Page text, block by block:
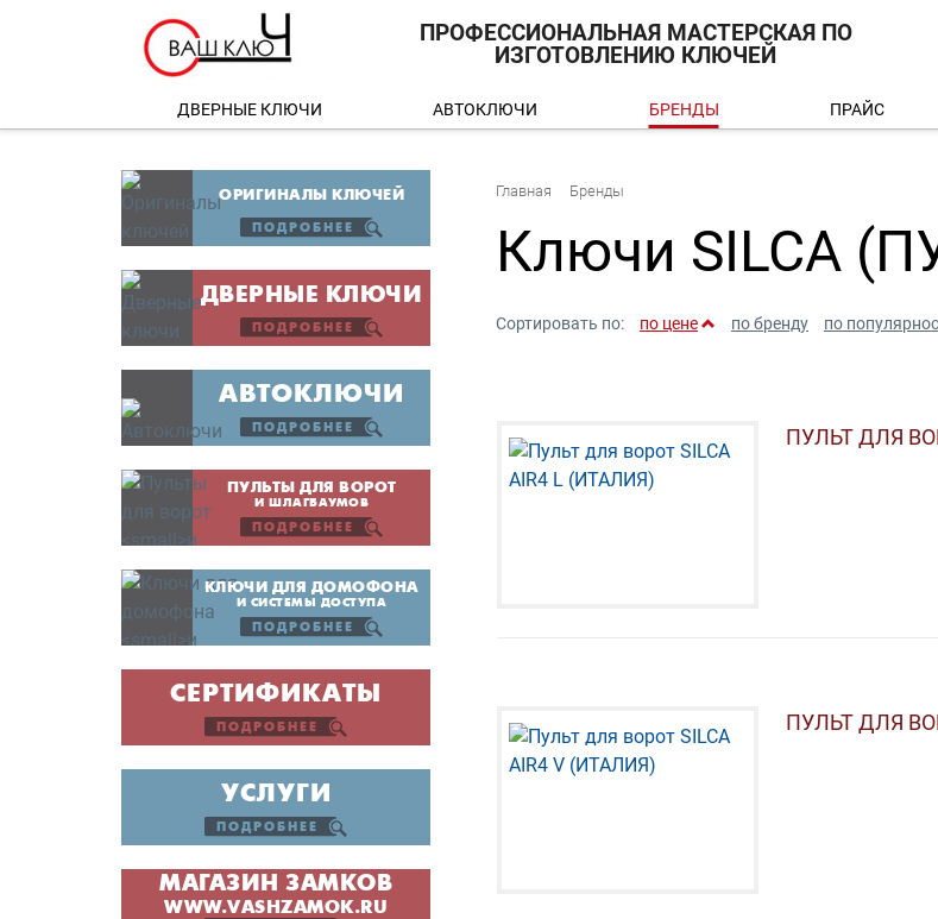
ПРОФЕССИОНАЛЬНАЯ МАСТЕРСКАЯ ПО
ИЗГОТОВЛЕНИЮ КЛЮЧЕЙ
ДВЕРНЫЕ КЛЮЧИ АВТОКЛЮЧИ БРЕНДЫ ПРАЙС
ОРИГИНАЛЫ КЛЮЧЕЙ
ПОДРОБНЕЕ
ДВЕРНЫЕ КЛЮЧИ
ПОДРОБНЕЕ
АВТОКЛЮЧИ
ПОДРОБНЕЕ
ПУЛЬТЫ ДЛЯ ВОРОТ
И ШЛАГБАУМОВ
ПОДРОБНЕЕ
КЛЮЧИ ДЛЯ ДОМОФОНА
И СИСТЕМЫ ДОСТУПА
ПОДРОБНЕЕ
СЕРТИФИКАТЫ
ПОДРОБНЕЕ
УСЛУГИ
ПОДРОБНЕЕ
МАГАЗИН ЗАМКОВ
WWW.VASHZAMOK.RU
Главная Бренды
Ключи SILCA
Сортировать по: по цене по бренду по
ПУЛЬТ ДЛЯ
ПУЛЬТ ДЛЯ